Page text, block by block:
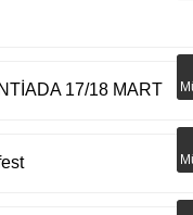
17/18 MART